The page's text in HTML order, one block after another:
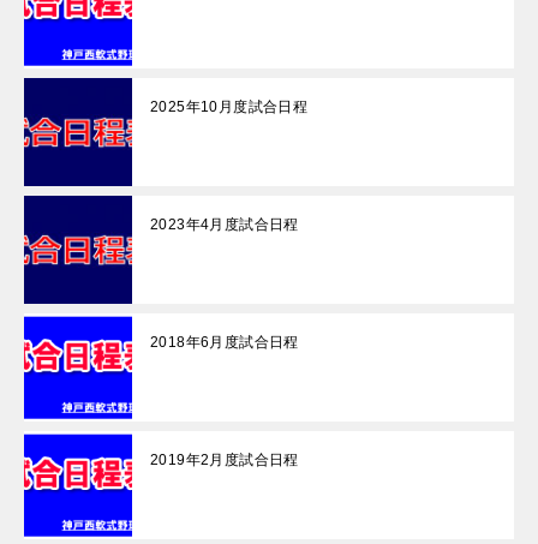
2025年10月度試合日程
2023年4月度試合日程
2018年6月度試合日程
2019年2月度試合日程